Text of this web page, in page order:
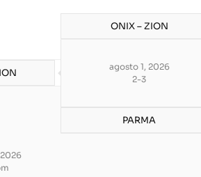
ONIX – ZION
agosto 1, 2026
2-3
PARMA